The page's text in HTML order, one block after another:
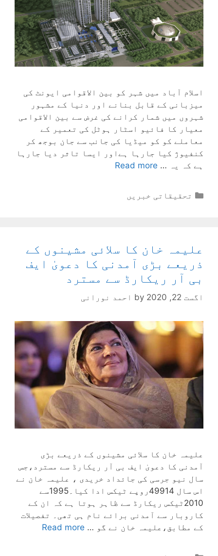
اسلام آباد میں شہر کو بین الاقوامی ایونٹ کی
میزبانی کے قابل بنانے اور دنیا کے مشہور
شہروں میں شمار کرانے کی غرض سے بین الاقوامی
معیار کا فائیو اسٹار ہوٹل کی تعمیر کے
معاملے کو کو میڈیا کی جانب سے جان بوجھ کر
کنفیوژ کیا جارہا ہےاور ایسا تاثر دیا جارہا
ہے کہ یہ … Read more
Categories
تحقیقاتی خبریں
علیمہ خان کا سلائی مشینوں کے
ذریعے بڑی آمدنی کا دعویٰ ایف
بی آر ریکارڈ سے مسترد
اگست 22, 2020 by احمد نورانی
علیمہ خان کا سلائی مشینوں کے ذریعے بڑی
آمدنی کا دعویٰ ایف بی آر ریکارڈ سے مسترد،جس
سال نیو جرسی کی جائداد خریدی ، علیمہ خان نے
اس سال 49914روپے ٹیکس ادا کیا۔1995سے
2010ٹیکس ریکارڈ سے ظاہر ہوتا ہے کہ ان کے
کاروبار سے آمدنی برائے نام ہی تھی۔ تفصیلات
کے مطابق،علیمہ خان نے گو … Read more